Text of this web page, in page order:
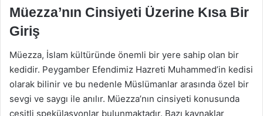
Müezza’nın Cinsiyeti Üzerine Kısa Bir
Giriş
Müezza, İslam kültüründe önemli bir yere sahip olan bir
kedidir. Peygamber Efendimiz Hazreti Muhammed’in kedisi
olarak bilinir ve bu nedenle Müslümanlar arasında özel bir
sevgi ve saygı ile anılır. Müezza’nın cinsiyeti konusunda
çeşitli spekülasyonlar bulunmaktadır. Bazı kaynaklar